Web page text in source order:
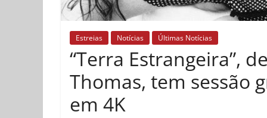
Estreias Notícias Últimas Notícias
“Terra Estrangeira”,
Thomas, tem sessão
em 4K